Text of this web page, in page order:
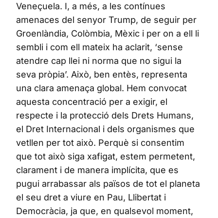
Veneçuela. I, a més, a les contínues
amenaces del senyor Trump, de seguir per
Groenlàndia, Colòmbia, Mèxic i per on a ell li
sembli i com ell mateix ha aclarit, ‘sense
atendre cap llei ni norma que no sigui la
seva pròpia’. Això, ben entès, representa
una clara amenaça global. Hem convocat
aquesta concentració per a exigir, el
respecte i la protecció dels Drets Humans,
el Dret Internacional i dels organismes que
vetllen per tot això. Perquè si consentim
que tot això siga xafigat, estem permetent,
clarament i de manera implícita, que es
pugui arrabassar als països de tot el planeta
el seu dret a viure en Pau, Llibertat i
Democràcia, ja que, en qualsevol moment,